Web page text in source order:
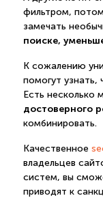
фильтром,
замечать
поиске,
К сожалению
помогут
Есть несколько
достоверного
комбинировать.
Качественное
владельцев
систем, вы
приводят к